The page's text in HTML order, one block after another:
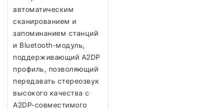
автоматическим
сканированием и
запоминанием станций
и Bluetooth-модуль,
поддерживающий A2DP
профиль, позволяющий
передавать стереозвук
высокого качества с
A2DP-совместимого